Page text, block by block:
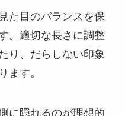
た目のバランスを保
。適切な長さに調整
り、だらしない印象
ます。
に隠れるのが理想的